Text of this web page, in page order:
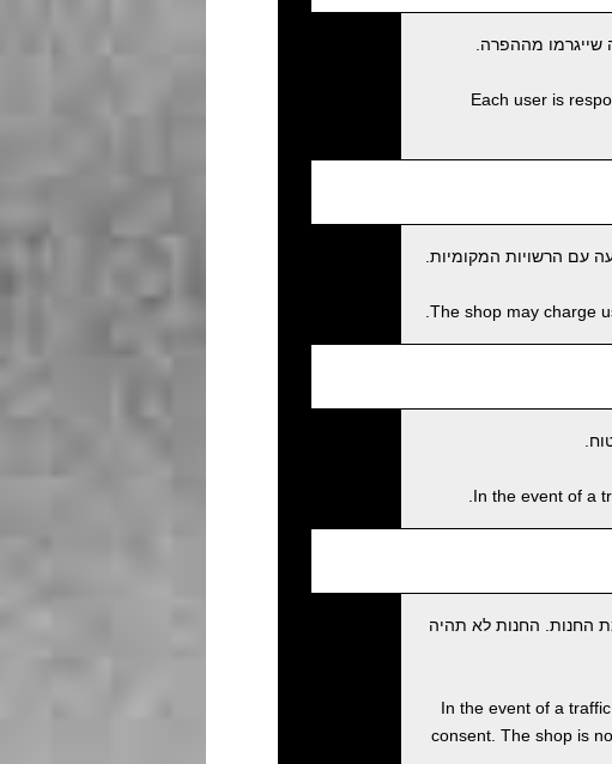
מההפרה.
Each user is
עם הרשויות המקומיות.
The shop may charge
In the event of a
החנות. החנות לא תהיה
In the event of a
consent. The shop is